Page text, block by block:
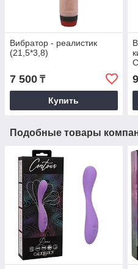
Вибратор - реалистик
(21,5*3,8)
7 500 ₸
Купить
Подобные товары